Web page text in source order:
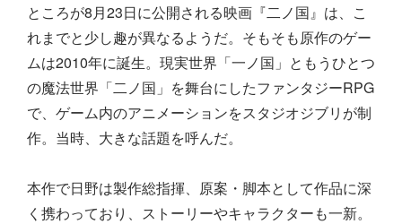
ところが8月23日に公開される映画『二ノ国』は、こ
れまでと少し趣が異なるようだ。そもそも原作のゲー
ムは2010年に誕生。現実世界「一ノ国」ともうひとつ
の魔法世界「二ノ国」を舞台にしたファンタジーRPG
で、ゲーム内のアニメーションをスタジオジブリが制
作。当時、大きな話題を呼んだ。
本作で日野は製作総指揮、原案・脚本として作品に深
く携わっており、ストーリーやキャラクターも一新。